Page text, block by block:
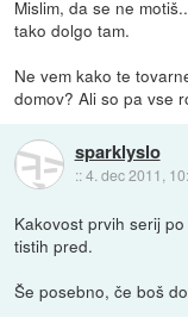
Mislim, da se ne
tako dolgo tam.
Ne vem kako te
domov? Ali so pa vse
sparklyslo
::4. dec 2011,
Kakovost prvih serij
tistih pred.
Še posebno, če boš